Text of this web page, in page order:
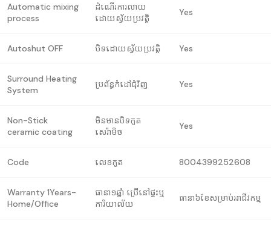
Automatic mixing
process
ដំណើរការលាយ
ដោយស្វ័យប្រវត្តិ
Yes
Autoshut OFF បិទដោយស្វ័យប្រវត្តិ Yes
Surround Heating
System
ប្រព័ន្ធកំដៅជុំវិញ Yes
Non-Stick
ceramic coating
មិនមានបិទកូត
សេរ៉ាមិច
Yes
Code លេខកូត 8004399252608
Warranty 1Years-
Home/Office
ធានា១ឆ្នាំ ប្រើនៅផ្ទះឬ
ការិយាល័យ
ធានា៦ខែសម្រាប់អាជីវកម្ម